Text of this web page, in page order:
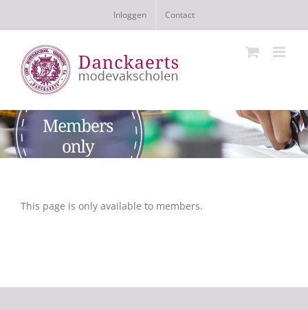
Inloggen Contact
This page is only available to members.